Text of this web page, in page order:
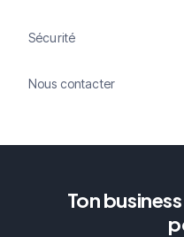
Sécurité
Nous contacter
Ton